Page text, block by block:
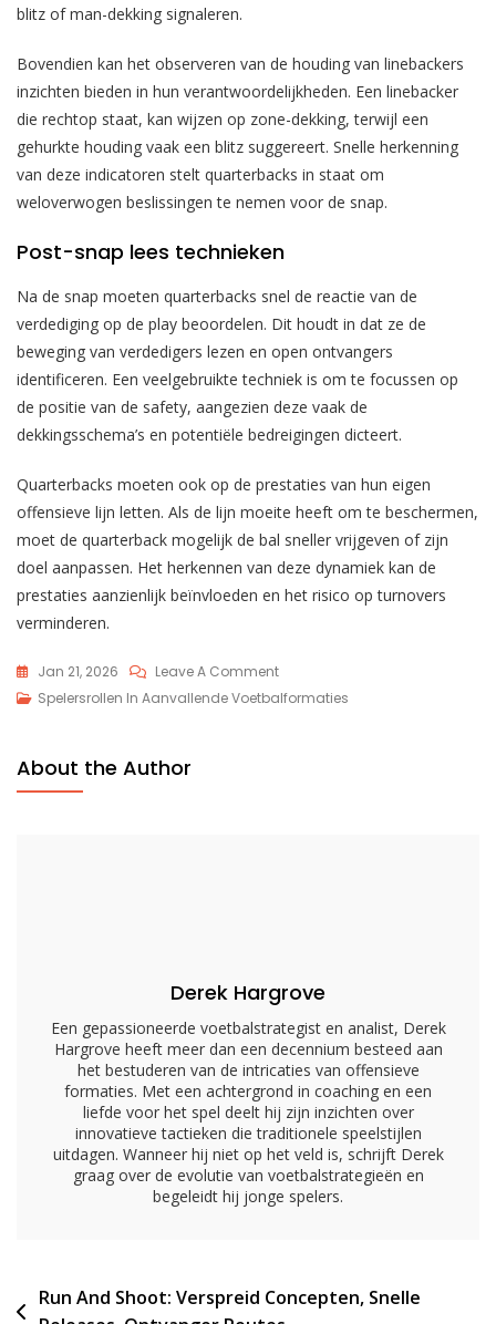
blitz of man-dekking signaleren.
Bovendien kan het observeren van de houding van linebackers
inzichten bieden in hun verantwoordelijkheden. Een linebacker
die rechtop staat, kan wijzen op zone-dekking, terwijl een
gehurkte houding vaak een blitz suggereert. Snelle herkenning
van deze indicatoren stelt quarterbacks in staat om
weloverwogen beslissingen te nemen voor de snap.
Post-snap lees technieken
Na de snap moeten quarterbacks snel de reactie van de
verdediging op de play beoordelen. Dit houdt in dat ze de
beweging van verdedigers lezen en open ontvangers
identificeren. Een veelgebruikte techniek is om te focussen op
de positie van de safety, aangezien deze vaak de
dekkingsschema’s en potentiële bedreigingen dicteert.
Quarterbacks moeten ook op de prestaties van hun eigen
offensieve lijn letten. Als de lijn moeite heeft om te beschermen,
moet de quarterback mogelijk de bal sneller vrijgeven of zijn
doel aanpassen. Het herkennen van deze dynamiek kan de
prestaties aanzienlijk beïnvloeden en het risico op turnovers
verminderen.
Jan 21, 2026 Leave A CommentOn
Quarterbackvaardigheden
Spelersrollen In Aanvallende Voetbalformaties
About the Author
Derek Hargrove
Een gepassioneerde voetbalstrategist en analist, Derek
Hargrove heeft meer dan een decennium besteed aan
het bestuderen van de intricaties van offensieve
formaties. Met een achtergrond in coaching en een
liefde voor het spel deelt hij zijn inzichten over
innovatieve tactieken die traditionele speelstijlen
uitdagen. Wanneer hij niet op het veld is, schrijft Derek
graag over de evolutie van voetbalstrategieën en
begeleidt hij jonge spelers.
Post
Run And Shoot: Verspreid Concepten, Snelle